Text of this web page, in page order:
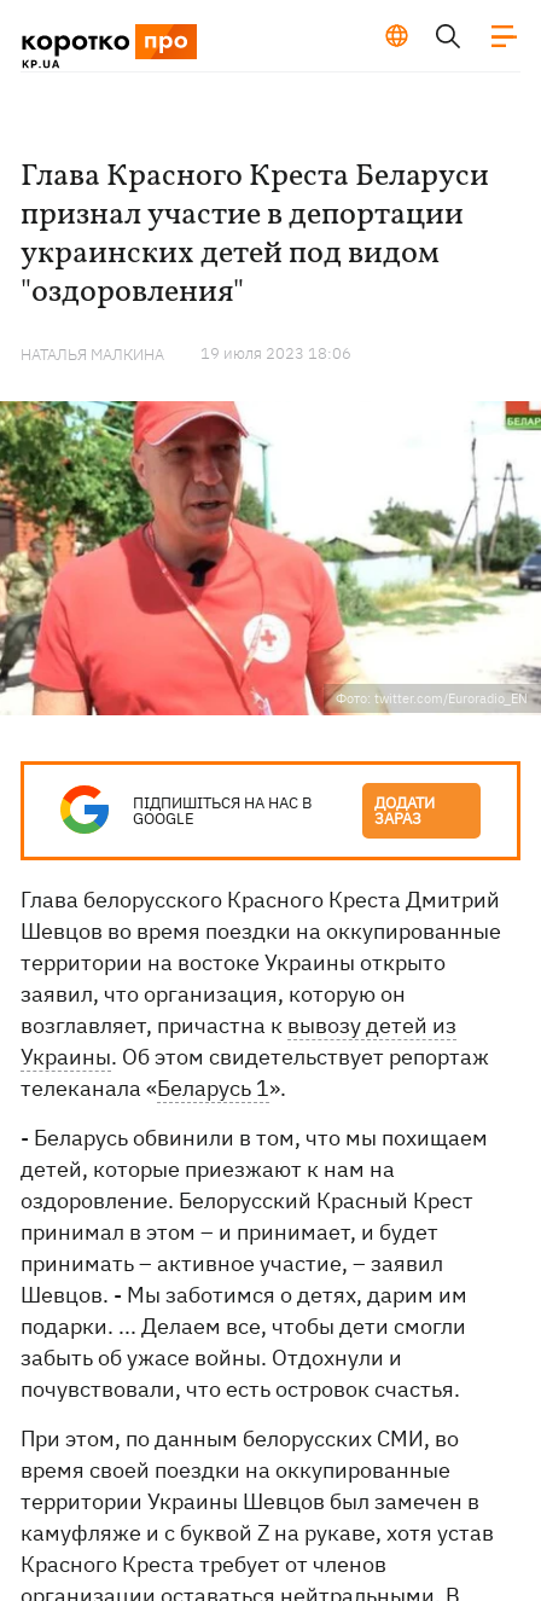
Глава Красного Креста Беларуси
признал участие в депортации
украинских детей под видом
"оздоровления"
НАТАЛЬЯ МАЛКИНА 19 июля 2023 18:06
Фото: twitter.com/Euroradio_EN
ПІДПИШІТЬСЯ НА НАС В
GOOGLE
ДОДАТИ
ЗАРАЗ
Глава белорусского Красного Креста Дмитрий
Шевцов во время поездки на оккупированные
территории на востоке Украины открыто
заявил, что организация, которую он
возглавляет, причастна к вывозу детей из
Украины. Об этом свидетельствует репортаж
телеканала «Беларусь 1».
- Беларусь обвинили в том, что мы похищаем
детей, которые приезжают к нам на
оздоровление. Белорусский Красный Крест
принимал в этом – и принимает, и будет
принимать – активное участие, – заявил
Шевцов. - Мы заботимся о детях, дарим им
подарки. ... Делаем все, чтобы дети смогли
забыть об ужасе войны. Отдохнули и
почувствовали, что есть островок счастья.
При этом, по данным белорусских СМИ, во
время своей поездки на оккупированные
территории Украины Шевцов был замечен в
камуфляже и с буквой Z на рукаве, хотя устав
Красного Креста требует от членов